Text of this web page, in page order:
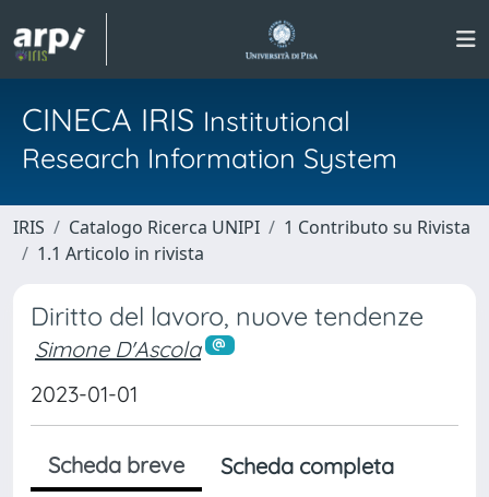
CINECA IRIS Institutional
Research Information System
IRIS Catalogo Ricerca UNIPI
1 Contributo su Rivista
1.1 Articolo in rivista
Diritto del lavoro, nuove tendenze
Simone D'Ascola
2023-01-01
Scheda breve
Scheda completa